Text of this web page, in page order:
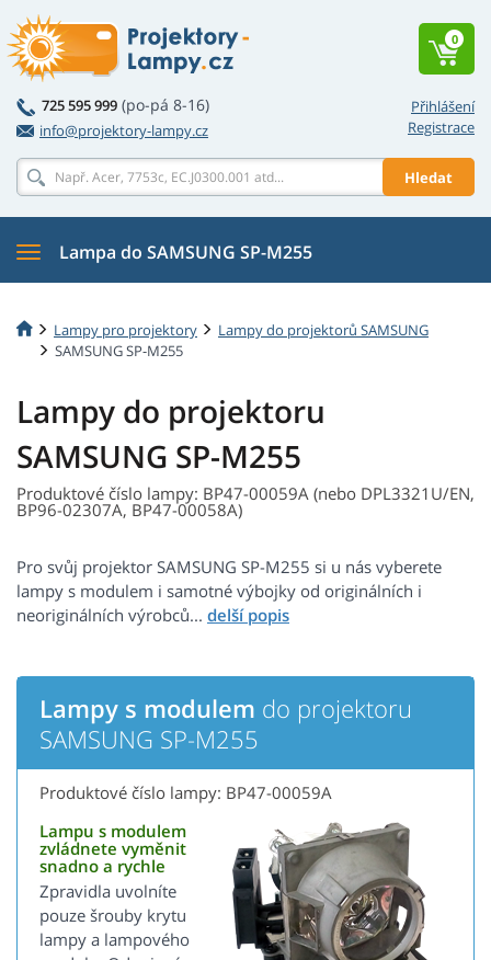
Přihlášení
Registrace
725 595 999 (po-pá 8-16)
info@projektory-lampy.cz
Hledat
0
Lampa do SAMSUNG SP-M255
Lampy pro projektory
Lampy do projektorů SAMSUNG
SAMSUNG SP-M255
Lampy do projektoru
SAMSUNG SP-M255
Produktové číslo lampy: BP47-00059A (nebo DPL3321U/EN,
BP96-02307A, BP47-00058A)
Pro svůj projektor SAMSUNG SP-M255 si u nás vyberete
lampy s modulem i samotné výbojky od originálních i
neoriginálních výrobců...
Lampy s modulem do projektoru
SAMSUNG SP-M255
Produktové číslo lampy: BP47-00059A
Lampu s modulem
zvládnete vyměnit
snadno a rychle
Zpravidla uvolníte
pouze šrouby krytu
lampy a lampového